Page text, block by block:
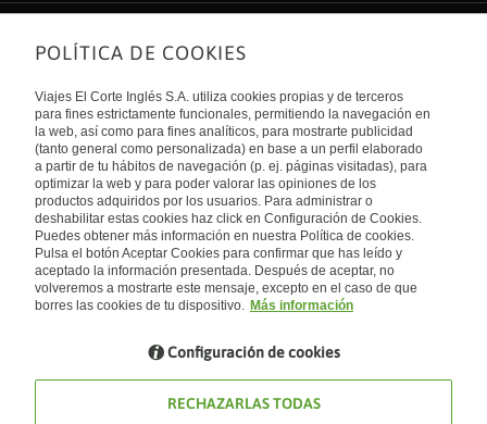
Sobre nosotros
Quiénes somos
Financiación
Sostenibilidad
Turismo accesible
Tarjeta El Corte Inglés
Trabaja con nosotros
El Corte Inglés
Canal Ético
Enlaces de interés
Guías de viaje
Catálogos
Auto check-in
Condiciones Generales
Política de privacidad
Política de cookies
Accesibilidad
Empresas/ Grupos
Internacional
España
Visita nuestro blog
Blog de Viajes el Corte inglés
POLÍTICA DE COOKIES
Viajes El Corte Inglés S.A. utiliza cookies propias y de terceros
para fines estrictamente funcionales, permitiendo la navegación en
la web, así como para fines analíticos, para mostrarte publicidad
(tanto general como personalizada) en base a un perfil elaborado
a partir de tu hábitos de navegación (p. ej. páginas visitadas), para
optimizar la web y para poder valorar las opiniones de los
productos adquiridos por los usuarios. Para administrar o
deshabilitar estas cookies haz click en Configuración de Cookies.
Puedes obtener más información en nuestra Política de cookies.
Pulsa el botón Aceptar Cookies para confirmar que has leído y
aceptado la información presentada. Después de aceptar, no
volveremos a mostrarte este mensaje, excepto en el caso de que
borres las cookies de tu dispositivo. Más información
Configuración de cookies
RECHAZARLAS TODAS